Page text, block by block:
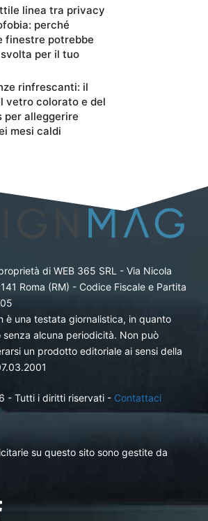
linea tra privacy
perché
finestre potrebbe
per il tuo
rinfrescanti: il
vetro colorato e del
per alleggerire
mesi caldi
di WEB 365 SRL - Via Nicola
Roma (RM) - Codice Fiscale e Partita
è una testata giornalistica, in quanto
alcuna periodicità. Non può
un prodotto editoriale ai sensi della
- Tutti i diritti riservati - Contattaci
su questo sito sono gestite da